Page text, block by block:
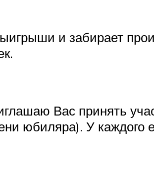
и забирает
Вас принять
юбиляра). У каждого